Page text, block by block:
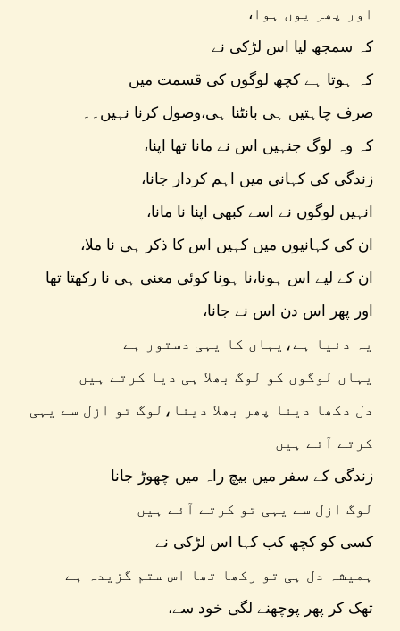
،اور پھر یوں ہوا
کہ سمجھ لیا اس لڑکی نے
کہ ہوتا ہے کچھ لوگوں کی قسمت میں
صرف چاہتیں ہی بانٹنا ہی،وصول کرنا نہیں۔۔
،کہ وہ لوگ جنہیں اس نے مانا تھا اپنا
،زندگی کی کہانی میں اہم کردار جانا
،انہیں لوگوں نے اسے کبھی اپنا نا مانا
،ان کی کہانیوں میں کہیں اس کا ذکر ہی نا ملا
ان کے لیے اس ہونا،نا ہونا کوئی معنی ہی نا رکھتا تھا
،اور پھر اس دن اس نے جانا
یہ دنیا ہے،یہاں کا یہی دستور ہے
یہاں لوگوں کو لوگ بھلا ہی دیا کرتے ہیں
دل دکھا دینا پھر بھلا دینا،لوگ تو ازل سے یہی
کرتے آئے ہیں
زندگی کے سفر میں بیچ راہ میں چھوڑ جانا
لوگ ازل سے یہی تو کرتے آئے ہیں
کسی کو کچھ کب کہا اس لڑکی نے
ہمیشہ دل ہی تو رکھا تھا اس ستم گزیدہ ہے
،تھک کر پھر پوچھنے لگی خود سے